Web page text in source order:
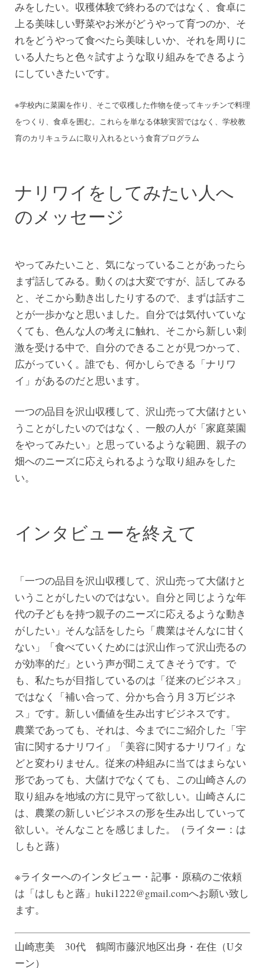
みをしたい。収穫体験で終わるのではなく、食卓に
上る美味しい野菜やお米がどうやって育つのか、そ
れをどうやって食べたら美味しいか、それを周りに
いる人たちと色々試すような取り組みをできるよう
にしていきたいです。
※学校内に菜園を作り、そこで収穫した作物を使ってキッチンで料理
をつくり、食卓を囲む。これらを単なる体験実習ではなく、学校教
育のカリキュラムに取り入れるという食育プログラム
ナリワイをしてみたい人へ
のメッセージ
やってみたいこと、気になっていることがあったら
まず話してみる。動くのは大変ですが、話してみる
と、そこから動き出したりするので、まずは話すこ
とが一歩かなと思いました。自分では気付いていな
くても、色んな人の考えに触れ、そこから新しい刺
激を受ける中で、自分のできることが見つかって、
広がっていく。誰でも、何かしらできる「ナリワ
イ」があるのだと思います。
一つの品目を沢山収穫して、沢山売って大儲けとい
うことがしたいのではなく、一般の人が「家庭菜園
をやってみたい」と思っているような範囲、親子の
畑へのニーズに応えられるような取り組みをした
い。
インタビューを終えて
「一つの品目を沢山収穫して、沢山売って大儲けと
いうことがしたいのではない。自分と同じような年
代の子どもを持つ親子のニーズに応えるような動き
がしたい」そんな話をしたら「農業はそんなに甘く
ない」「食べていくためには沢山作って沢山売るの
が効率的だ」という声が聞こえてきそうです。で
も、私たちが目指しているのは「従来のビジネス」
ではなく「補い合って、分かち合う月３万ビジネ
ス」です。新しい価値を生み出すビジネスです。
農業であっても、それは、今までにご紹介した「宇
宙に関するナリワイ」「美容に関するナリワイ」な
どと変わりません。従来の枠組みに当てはまらない
形であっても、大儲けでなくても、この山崎さんの
取り組みを地域の方に見守って欲しい。山崎さんに
は、農業の新しいビジネスの形を生み出していって
欲しい。そんなことを感じました。（ライター：は
しもと蕗）
※ライターへのインタビュー・記事・原稿のご依頼
は「はしもと蕗」huki1222@gmail.comへお願い致し
ます。
山崎恵美 30代 鶴岡市藤沢地区出身・在住（Uタ
ーン）